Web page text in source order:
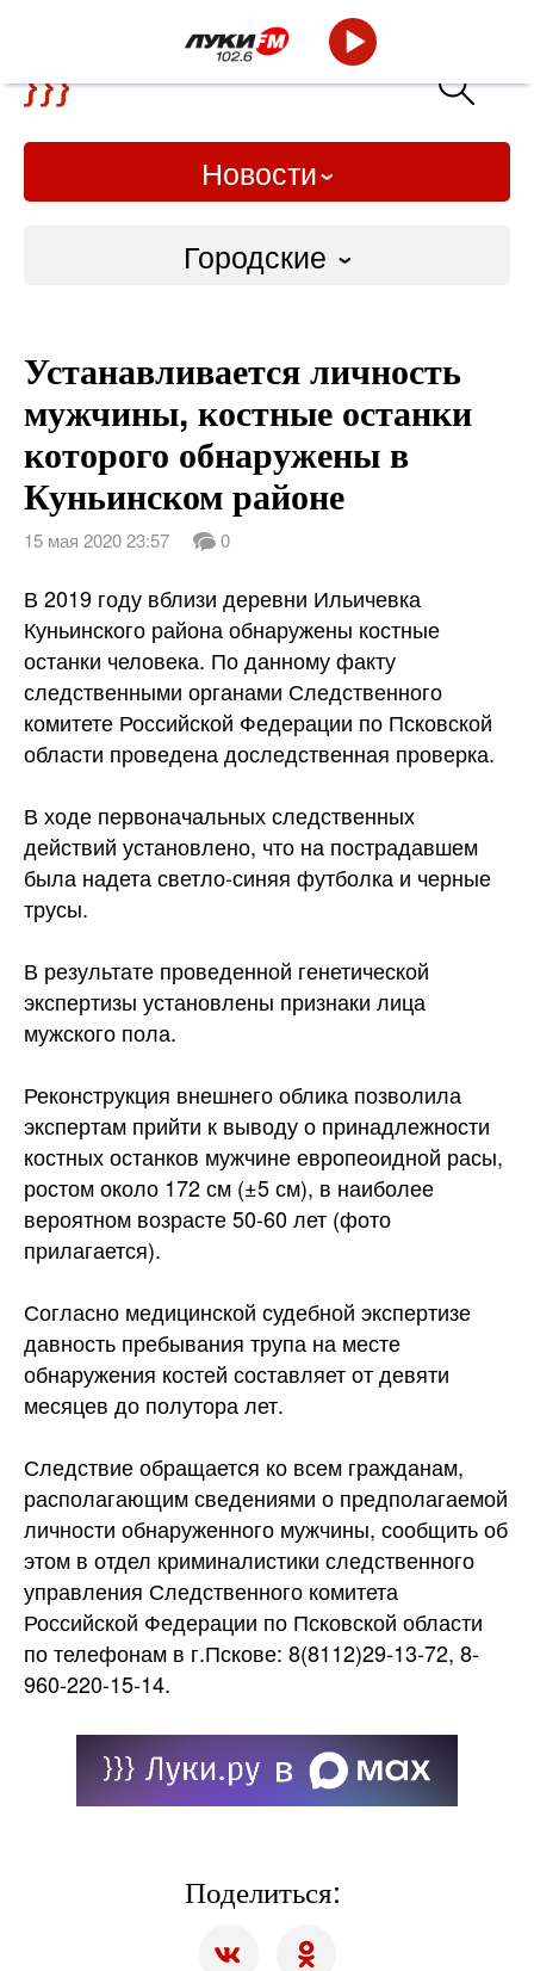
Новости
Городские
Слово Дело
Народные
ВТРК
Устанавливается личность
мужчины, костные останки
которого обнаружены в
Куньинском районе
15 мая 2020 23:57 0
В 2019 году вблизи деревни Ильичевка
Куньинского района обнаружены костные
останки человека. По данному факту
следственными органами Следственного
комитете Российской Федерации по Псковской
области проведена доследственная проверка.
В ходе первоначальных следственных
действий установлено, что на пострадавшем
была надета светло-синяя футболка и черные
трусы.
В результате проведенной генетической
экспертизы установлены признаки лица
мужского пола.
Реконструкция внешнего облика позволила
экспертам прийти к выводу о принадлежности
костных останков мужчине европеоидной расы,
ростом около 172 см (±5 см), в наиболее
вероятном возрасте 50-60 лет (фото
прилагается).
Согласно медицинской судебной экспертизе
давность пребывания трупа на месте
обнаружения костей составляет от девяти
месяцев до полутора лет.
Следствие обращается ко всем гражданам,
располагающим сведениями о предполагаемой
личности обнаруженного мужчины, сообщить об
этом в отдел криминалистики следственного
управления Следственного комитета
Российской Федерации по Псковской области
по телефонам в г.Пскове: 8(8112)29-13-72, 8-
960-220-15-14.
Поделиться: